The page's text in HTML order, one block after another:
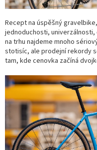
Recept na úspěšný
jednoduchosti,
na trhu najdeme mnoho
stotisíc, ale prodejní rekordy
tam, kde cenovka začíná